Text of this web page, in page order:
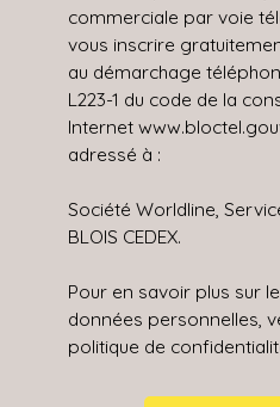
commerciale par voie
vous inscrire
au démarchage
L223-1 du code de la
Internet
adressé à :
Société Worldline,
BLOIS CEDEX.
Pour en savoir plus sur
données personnelles,
politique de